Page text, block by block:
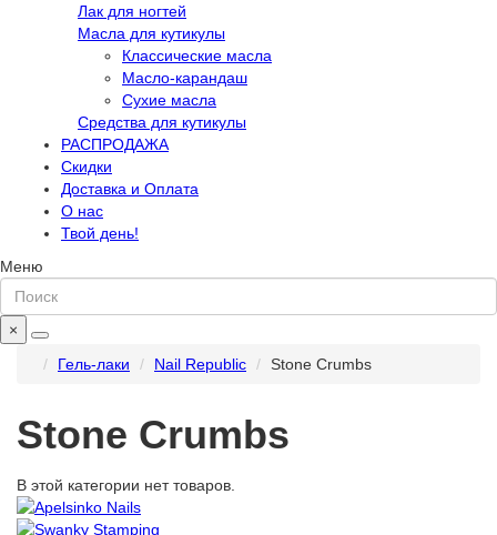
Лак для ногтей
Масла для кутикулы
Классические масла
Масло-карандаш
Сухие масла
Средства для кутикулы
РАСПРОДАЖА
Скидки
Доставка и Оплата
О нас
Твой день!
Меню
×
Гель-лаки
Nail Republic Stone Crumbs
Stone Crumbs
В этой категории нет товаров.